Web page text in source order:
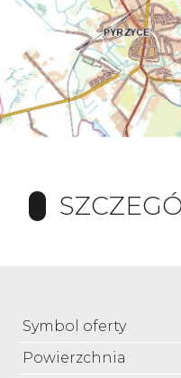
Symbol oferty
Powierzchnia